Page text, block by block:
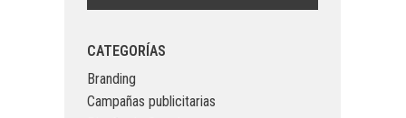
CATEGORÍAS
Branding
Campañas publicitarias